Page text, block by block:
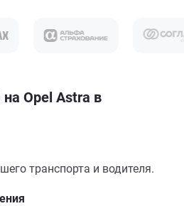
Opel Astra в
транспорта и водителя.